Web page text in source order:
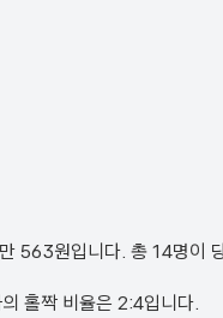
563원입니다. 총 14명이
홀짝 비율은 2:4입니다.